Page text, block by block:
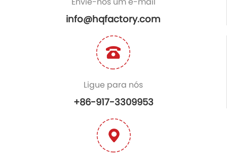
info@hqfactory.com
Ligue para nós
+86-917-3309953